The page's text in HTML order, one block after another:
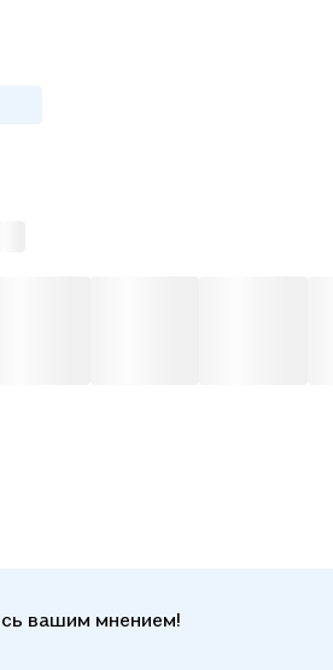
вашим мнением!